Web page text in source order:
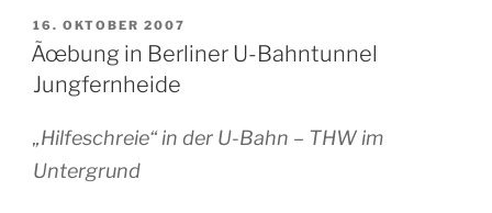
VERÖFFENTLICHT
AM
16. OKTOBER 2007
Ãœbung in Berliner U-Bahntunnel
Jungfernheide
„Hilfeschreie“ in der U-Bahn – THW im
Untergrund